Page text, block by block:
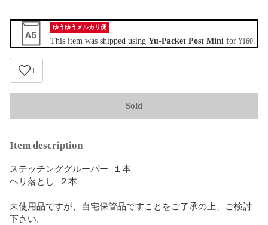
ゆうゆうメルカリ便
This item was shipped using Yu-Packet Post Mini for ¥160
1
Sold
Item description
ステッチンググルーバー  １本
ヘリ落とし  ２本
未使用品ですが、自宅保管品ですことをご了承の上、ご検討
下さい。